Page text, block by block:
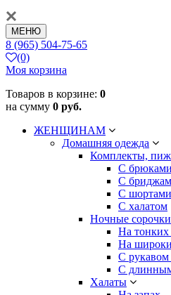
МЕНЮ
8 (965) 504-75-65
(0)
Моя корзина
Товаров в корзине: 0
на сумму 0 руб.
ЖЕНЩИНАМ
Домашняя одежда
Комплекты,
С
С
С шортами
С халатом
Ночные сорочки
На тонких
На
С
С
Халаты